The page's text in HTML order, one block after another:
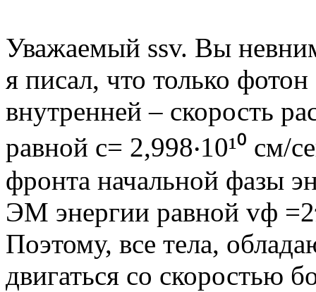
Уважаемый ssv. Вы
я писал, что только
внутренней – скорость
равной с= 2,998‧10¹⁰ см/
фронта начальной фазы
ЭМ энергии равной vф
Поэтому, все тела,
двигаться со скоростью